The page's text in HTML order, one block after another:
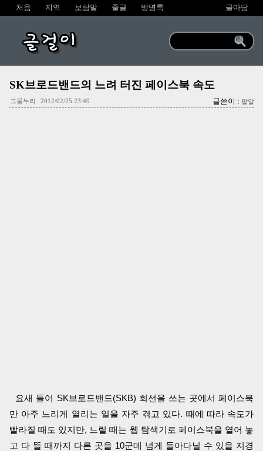
처음 지역 보람말 줄글 방명록 글마당
글걸이
SK브로드밴드의 느려 터진 페이스북 속도
그물누리 2012/02/25 23:49 글쓴이 : 팥알
요새 들어 SK브로드밴드(SKB) 회선을 쓰는 곳에서 페이스북
만 아주 느리게 열리는 일을 자주 겪고 있다. 때에 따라 속도가
빨라질 때도 있지만, 느릴 때는 웹 탐색기로 페이스북을 열어 놓
고 다 뜰 때까지 다른 곳을 10군데 넘게 돌아다닐 수 있을 지경